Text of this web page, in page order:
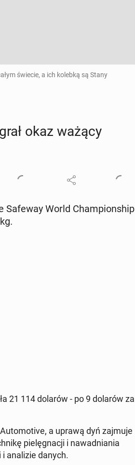
świecie, a ich kolebką są Stany
okaz ważący
Safeway World Cham­pion­ship
21 114 dolarów - po 9 dolarów za
a uprawą dyń zajmuje
pie­lę­gna­cji i na­wad­nia­nia
ana­li­zie danych.